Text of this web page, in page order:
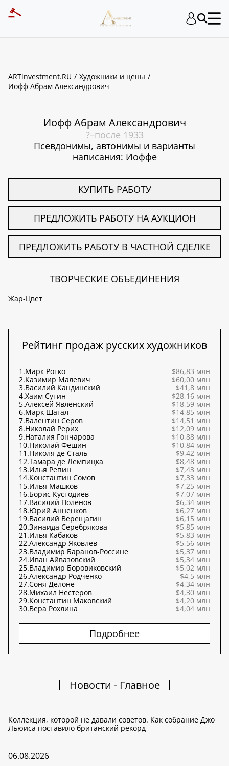
ARTinvestment.RU
Художники и цены
Иофф Абрам Александрович
Иофф Абрам Александрович
?–после 1933
Псевдонимы, автонимы и варианты
написания: Иоффе
КУПИТЬ РАБОТУ
ПРЕДЛОЖИТЬ РАБОТУ НА АУКЦИОН
ПРЕДЛОЖИТЬ РАБОТУ В ЧАСТНОЙ СДЕЛКЕ
ТВОРЧЕСКИЕ ОБЪЕДИНЕНИЯ
Жар-Цвет
Рейтинг продаж русских художников
1.Марк Ротко
$86,83 млн
2.Казимир Малевич
$60,00 млн
3.Василий Кандинский
$41,8 млн
4.Хаим Сутин
$28,16 млн
5.Алексей Явленский
$18,59 млн
6.Марк Шагал
$14,85 млн
7.Валентин Серов
$14,51 млн
8.Николай Рерих
$12,09 млн
9.Наталия Гончарова
$10,88 млн
10.Николай Фешин
$10,84 млн
11.Николя де Сталь
$9,42 млн
12.Тамара де Лемпицка
$8,48 млн
13.Илья Репин
$7,43 млн
14.Константин Сомов
$7,33 млн
15.Илья Машков
$7,25 млн
16.Борис Кустодиев
$7,07 млн
17.Василий Поленов
$6,34 млн
18.Юрий Анненков
$6,27 млн
19.Василий Верещагин
$6,15 млн
20.Зинаида Серебрякова
$5,85 млн
21.Илья Кабаков
$5,83 млн
22.Александр Яковлев
$5,56 млн
23.Владимир Баранов-Россине
$5,37 млн
24.Иван Айвазовский
$5,34 млн
25.Владимир Боровиковский
$5,02 млн
26.Александр Родченко
$4,5 млн
27.Соня Делоне
$4,34 млн
28.Михаил Нестеров
$4,30 млн
29.Константин Маковский
$4,20 млн
30.Вера Рохлина $4,04 млн
Подробнее
Новости - Главное
Коллекция, которой не давали советов. Как собрание Джо
Льюиса поставило британский рекорд
06.08.2026